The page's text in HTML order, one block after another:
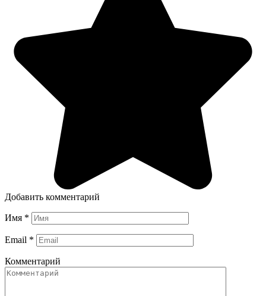
Добавить комментарий
Имя *
Email *
Комментарий